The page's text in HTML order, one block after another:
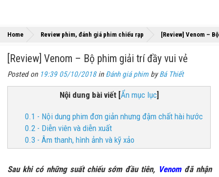
Home Review phim, đánh giá phim chiếu rạp [Review] Venom –
[Review] Venom – Bộ phim giải trí đầy vui vẻ
Posted on 19:39 05/10/2018in Đánh giá phim byBá Thiết
Nội dung bài viết[Ẩn mục lục]
0.1 - Nội dung phim đơn giản nhưng đậm chất hài hước
0.2 - Diễn viên và diễn xuất
0.3 - Âm thanh, hình ảnh và kỹ xảo
Sau khi có những suất chiếu sớm đầu tiên, Venomđã nhận